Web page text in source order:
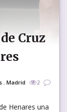
Cruz
, Madrid
2
Henares una